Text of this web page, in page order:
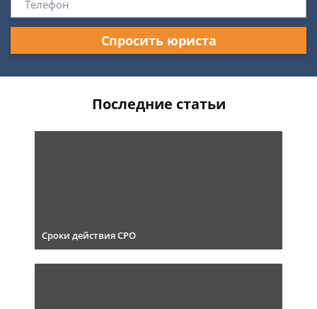
Спросить юриста
Последние статьи
Сроки действия СРО